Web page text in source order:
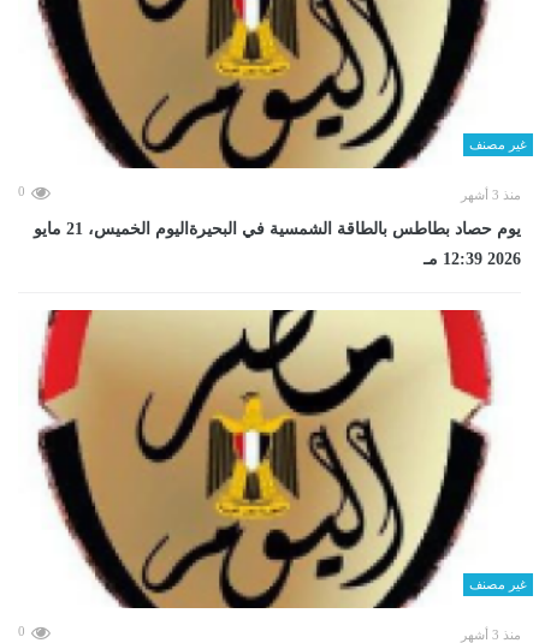
غير مصنف
منذ 3 أشهر 0
يوم حصاد بطاطس بالطاقة الشمسية في البحيرةاليوم الخميس، 21 مايو
2026 12:39 مـ
غير مصنف
منذ 3 أشهر 0